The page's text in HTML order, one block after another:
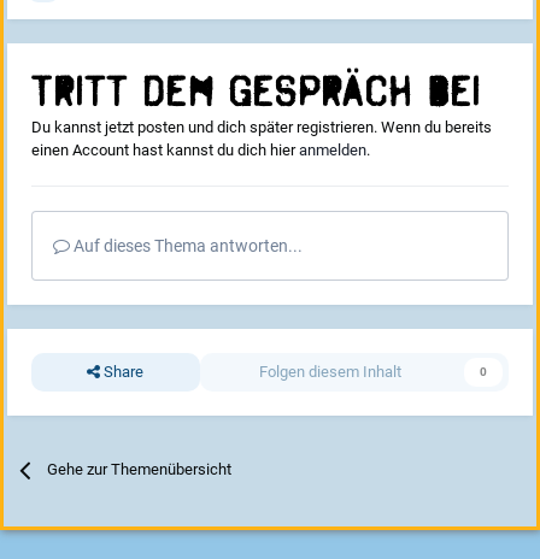
Tritt dem Gespräch bei
Du kannst jetzt posten und dich später registrieren. Wenn du bereits
einen Account hast kannst du dich hieranmelden.
Auf dieses Thema antworten...
Share Folgen diesem Inhalt 0
Gehe zur Themenübersicht